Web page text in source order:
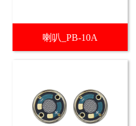
喇叭_PB-10A